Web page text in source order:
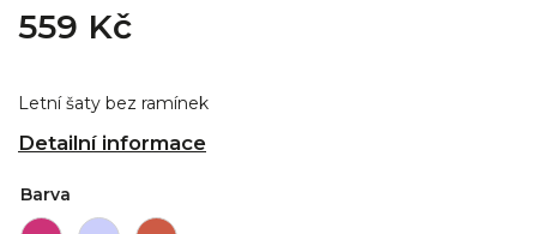
559 Kč
Letní šaty bez ramínek
Detailní informace
Barva